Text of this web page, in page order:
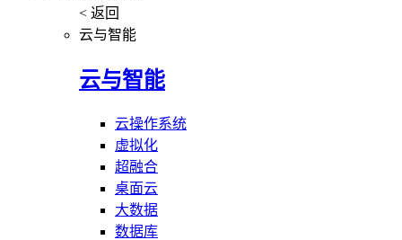
< 返回
云与智能
云与智能
云操作系统
虚拟化
超融合
桌面云
大数据
数据库